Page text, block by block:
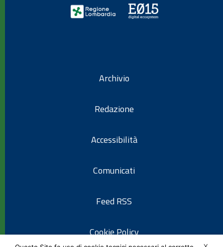
Archivio
Redazione
Accessibilità
Comunicati
Feed RSS
Cookie Policy